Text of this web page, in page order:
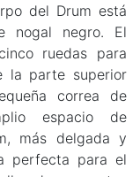
del Drum está
nogal negro. El
ruedas para
la parte superior
correa de
espacio de
más delgada y
perfecta para el